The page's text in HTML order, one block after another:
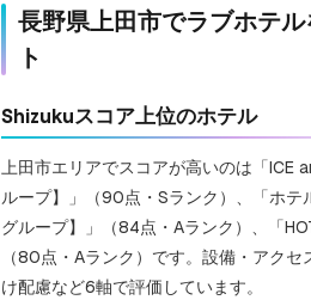
長野県上田市でラブホテ
ト
Shizukuスコア上位のホテル
上田市エリアでスコアが高いのは「ICE
ループ】」（90点・Sランク）、「ホテ
グループ】」（84点・Aランク）、「
（80点・Aランク）です。設備・アクセ
け配慮など6軸で評価しています。